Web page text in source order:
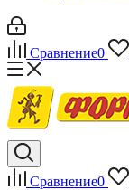
Сравнение0
Сравнение0